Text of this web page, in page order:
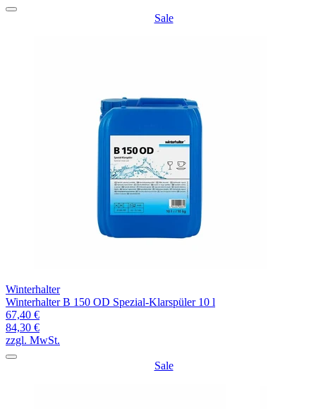
Sale
Winterhalter
Winterhalter B 150 OD Spezial-Klarspüler 10 l
67,40 €
84,30 €
zzgl. MwSt.
Sale